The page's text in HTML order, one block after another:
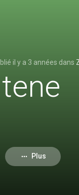
il y a 3 années dans
Plus